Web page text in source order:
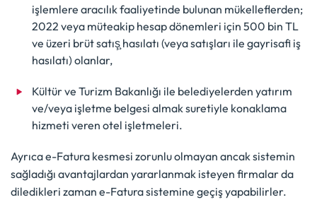
işlemlere aracılık faaliyetinde bulunan mükelleflerden;
2022 veya müteakip hesap dönemleri için 500 bin TL
ve üzeri brüt satış̧ hasılatı (veya satışları ile gayrisafi iş
hasılatı) olanlar,
Kültür ve Turizm Bakanlığı ile belediyelerden yatırım
ve/veya işletme belgesi almak suretiyle konaklama
hizmeti veren otel işletmeleri.
Ayrıca e-Fatura kesmesi zorunlu olmayan ancak sistemin
sağladığı avantajlardan yararlanmak isteyen firmalar da
diledikleri zaman e-Fatura sistemine geçiş yapabilirler.